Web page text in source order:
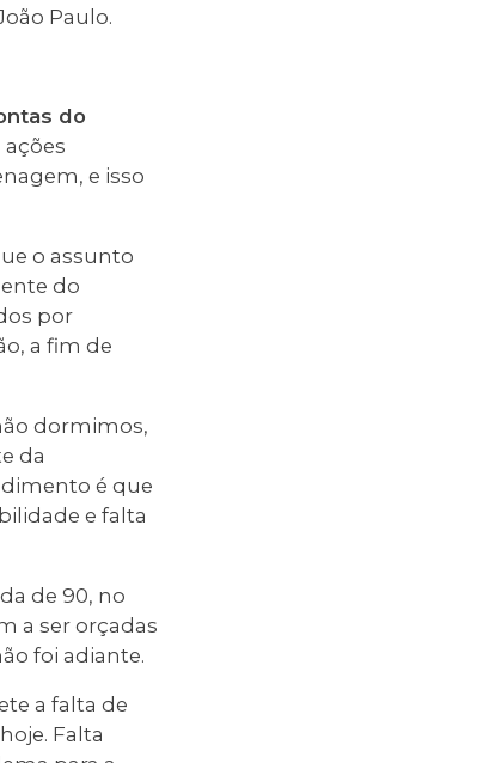
Paulo.
do
e isso
o assunto
do
por
a fim de
dormimos,
da
é que
e falta
de 90, no
a ser orçadas
foi adiante.
a falta de
Falta